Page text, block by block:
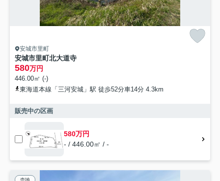
安城市里町
安城市里町北大道寺
580万円
446.00㎡ (-)
東海道本線「三河安城」駅 徒歩52分車14分 4.3km
販売中の区画
580万円
- / 446.00㎡ / -
売地